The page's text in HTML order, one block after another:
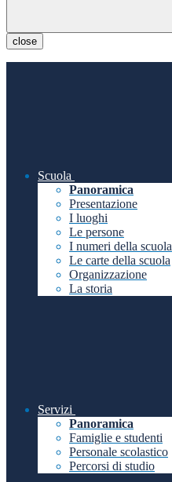
close
Scuola
Panoramica
Presentazione
I luoghi
Le persone
I numeri della scuola
Le carte della scuola
Organizzazione
La storia
Servizi
Panoramica
Famiglie e studenti
Personale scolastico
Percorsi di studio